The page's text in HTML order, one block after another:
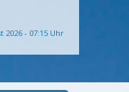
2026 - 07:15 Uhr